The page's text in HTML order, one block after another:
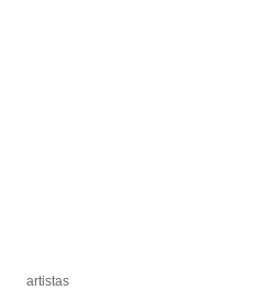
artistas
artistas